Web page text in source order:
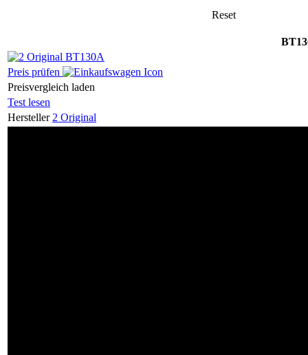
Reset
Preis prüfen
Preisvergleich laden
Test lesen
Hersteller 2 Original